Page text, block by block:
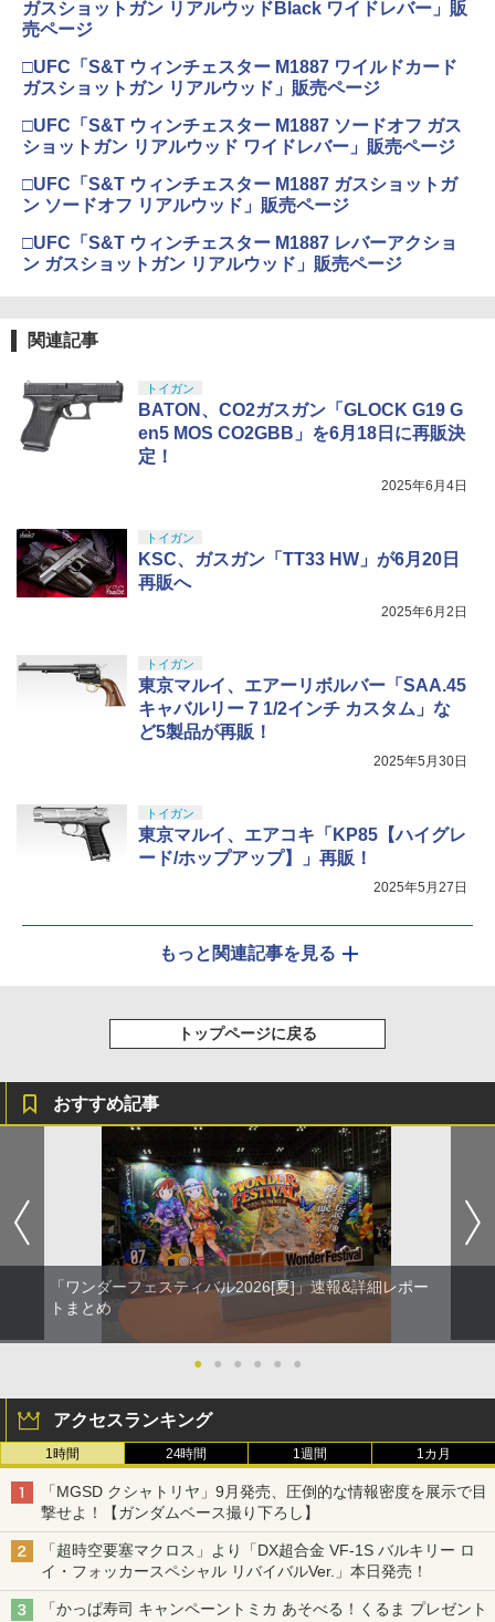
ガスショットガン リアルウッドBlack ワイドレバー」販
売ページ
□UFC「S&T ウィンチェスター M1887 ワイルドカード
ガスショットガン リアルウッド」販売ページ
□UFC「S&T ウィンチェスター M1887 ソードオフ ガス
ショットガン リアルウッド ワイドレバー」販売ページ
□UFC「S&T ウィンチェスター M1887 ガスショットガ
ン ソードオフ リアルウッド」販売ページ
□UFC「S&T ウィンチェスター M1887 レバーアクショ
ン ガスショットガン リアルウッド」販売ページ
関連記事
トイガン
BATON、CO2ガスガン「GLOCK G19 G
en5 MOS CO2GBB」を6月18日に再販決
定！
2025年6月4日
トイガン
KSC、ガスガン「TT33 HW」が6月20日
再販へ
2025年6月2日
トイガン
東京マルイ、エアーリボルバー「SAA.45
キャバルリー 7 1/2インチ カスタム」な
ど5製品が再販！
2025年5月30日
トイガン
東京マルイ、エアコキ「KP85【ハイグレ
ード/ホップアップ】」再販！
2025年5月27日
もっと関連記事を見る
トップページに戻る
おすすめ記事
「ワンダーフェスティバル2026[夏]」速報&詳細レポー
トまとめ
● ● ● ● ● ●
アクセスランキング
1時間 24時間 1週間 1カ月
「MGSD クシャトリヤ」9月発売、圧倒的な情報密度を展示で目
撃せよ！【ガンダムベース撮り下ろし】
「超時空要塞マクロス」より「DX超合金 VF-1S バルキリー ロ
イ・フォッカースペシャル リバイバルVer.」本日発売！
「かっぱ寿司 キャンペーントミカ あそべる！くるま プレゼント